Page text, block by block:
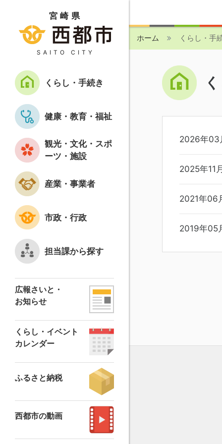
宮崎県
SAITO CITY
くらし・手続き
健康・教育・福祉
観光・文化・スポ
ーツ・施設
産業・事業者
市政・行政
担当課から探す
広報さいと・
お知らせ
くらし・イベント
カレンダー
ふるさと納税
西都市の動画
ホーム くらし・手
2026年03
2025年11
2021年06
2019年05